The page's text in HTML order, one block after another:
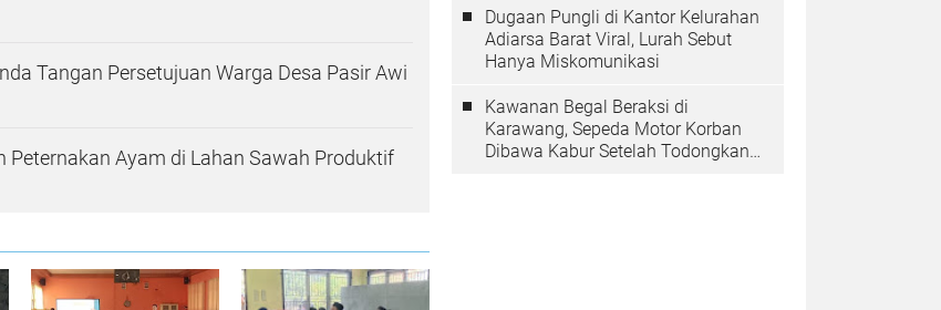
Tangan Persetujuan Warga Desa Pasir Awi
Peternakan Ayam di Lahan Sawah Produktif
Dugaan Pungli di Kantor Kelurahan
Adiarsa Barat Viral, Lurah Sebut
Hanya Miskomunikasi
Kawanan Begal Beraksi di
Karawang, Sepeda Motor Korban
Dibawa Kabur Setelah Todongkan